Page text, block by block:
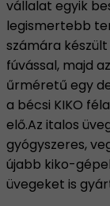
vállalat egyik
legismertebb
számára
fúvással, majd
űrméretű egy
a bécsi KIKO
elő.Az italos
gyógyszeres,
újabb kiko-
üvegeket is